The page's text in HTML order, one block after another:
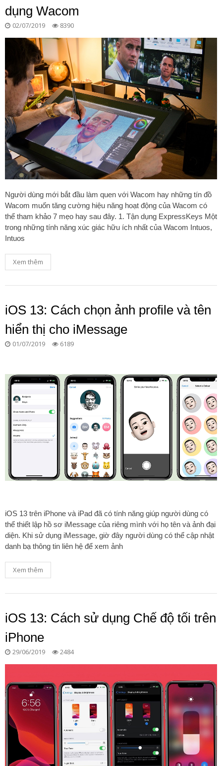
dụng Wacom
02/07/2019 8390
Người dùng mới bắt đầu làm quen với Wacom hay những tín đồ
Wacom muốn tăng cường hiệu năng hoạt động của Wacom có
thể tham khảo 7 mẹo hay sau đây. 1. Tận dụng ExpressKeys Một
trong những tính năng xúc giác hữu ích nhất của Wacom Intuos,
Intuos
Xem thêm
iOS 13: Cách chọn ảnh profile và tên
hiển thị cho iMessage
01/07/2019 6189
iOS 13 trên iPhone và iPad đã có tính năng giúp người dùng có
thể thiết lập hồ sơ iMessage của riêng mình với họ tên và ảnh đại
diện. Khi sử dụng iMessage, giờ đây người dùng có thể cập nhật
danh bạ thông tin liên hệ để xem ảnh
Xem thêm
iOS 13: Cách sử dụng Chế độ tối trên
iPhone
29/06/2019 2484